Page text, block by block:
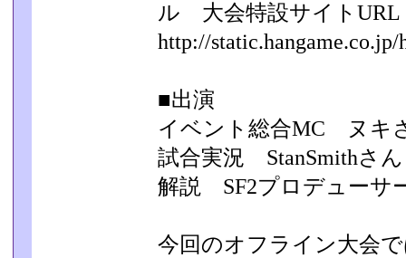
ル 大会特設サイトURL
http://static.hangame.co.jp/
■出演
イベント総合MC ヌキ
試合実況 StanSmithさん
解説 SF2プロデューサ
今回のオフライン大会